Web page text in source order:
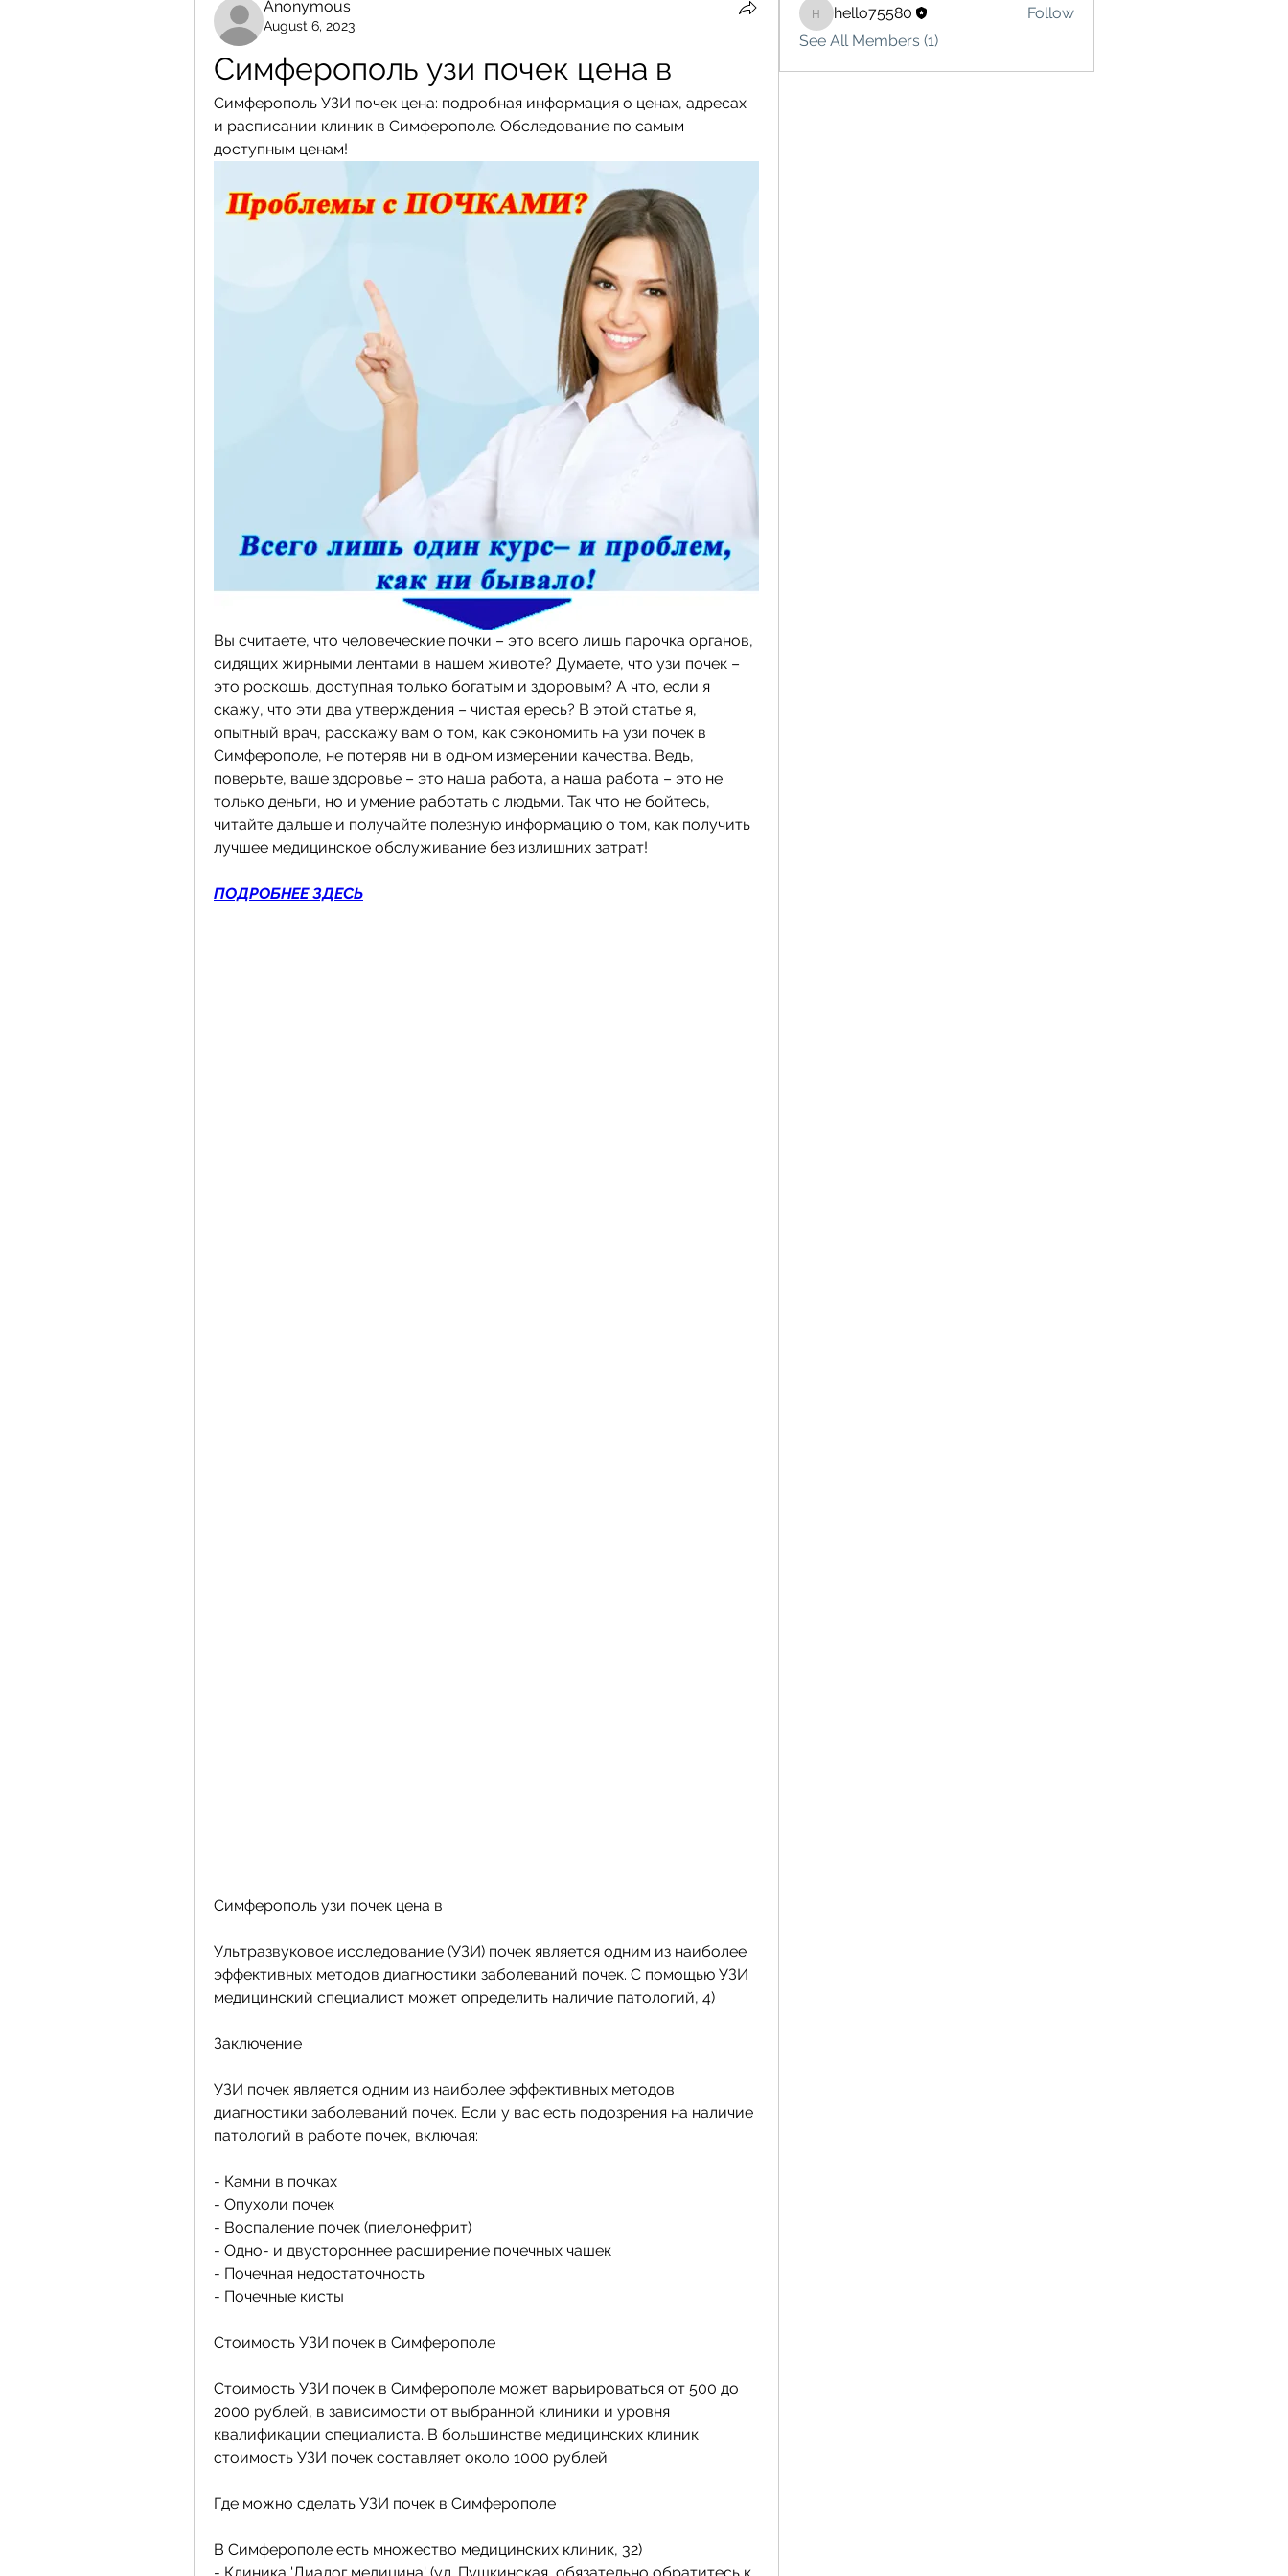
Anonymous
August 6, 2023
Симферополь узи почек цена в
Симферополь УЗИ почек цена: подробная информация о ценах, адресах
и расписании клиник в Симферополе. Обследование по самым
доступным ценам!
Вы считаете, что человеческие почки – это всего лишь парочка органов,
сидящих жирными лентами в нашем животе? Думаете, что узи почек –
это роскошь, доступная только богатым и здоровым? А что, если я
скажу, что эти два утверждения – чистая ересь? В этой статье я,
опытный врач, расскажу вам о том, как сэкономить на узи почек в
Симферополе, не потеряв ни в одном измерении качества. Ведь,
поверьте, ваше здоровье – это наша работа, а наша работа – это не
только деньги, но и умение работать с людьми. Так что не бойтесь,
читайте дальше и получайте полезную информацию о том, как получить
лучшее медицинское обслуживание без излишних затрат!
ПОДРОБНЕЕ ЗДЕСЬ
Симферополь узи почек цена в
Ультразвуковое исследование (УЗИ) почек является одним из наиболее
эффективных методов диагностики заболеваний почек. С помощью УЗИ
медицинский специалист может определить наличие патологий, 4)
Заключение
УЗИ почек является одним из наиболее эффективных методов
диагностики заболеваний почек. Если у вас есть подозрения на наличие
патологий в работе почек, включая:
- Камни в почках
- Опухоли почек
- Воспаление почек (пиелонефрит)
- Одно- и двустороннее расширение почечных чашек
- Почечная недостаточность
- Почечные кисты
Стоимость УЗИ почек в Симферополе
Стоимость УЗИ почек в Симферополе может варьироваться от 500 до
2000 рублей, в зависимости от выбранной клиники и уровня
квалификации специалиста. В большинстве медицинских клиник
стоимость УЗИ почек составляет около 1000 рублей.
Где можно сделать УЗИ почек в Симферополе
В Симферополе есть множество медицинских клиник, 32)
hello75580
hello75580
Follow
See All Members (1)